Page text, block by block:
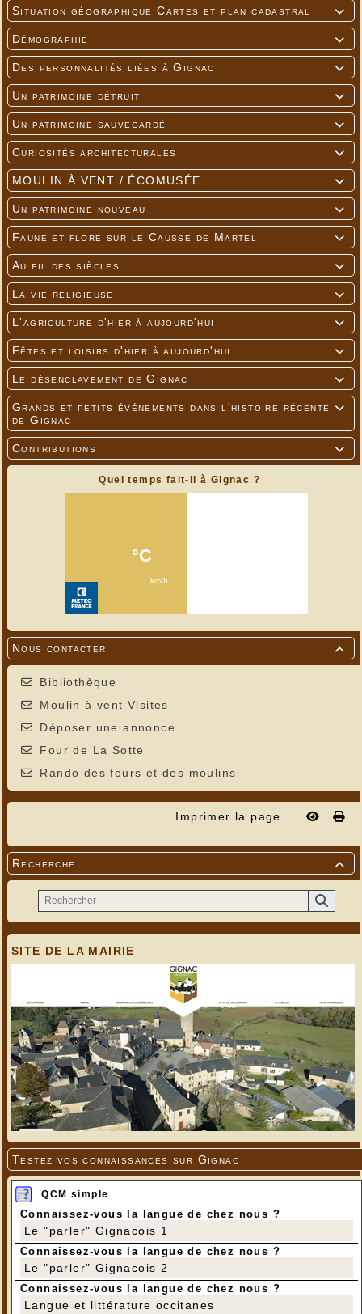

Situation géographique Cartes et plan cadastral

Démographie

Des personnalités liées à Gignac

Un patrimoine détruit

Un patrimoine sauvegardé

Curiosités architecturales

MOULIN À VENT / ÉCOMUSÉE

Un patrimoine nouveau

Faune et flore sur le Causse de Martel

Au fil des siècles

La vie religieuse

L'agriculture d'hier à aujourd'hui

Fêtes et loisirs d'hier à aujourd'hui

Le désenclavement de Gignac

Grands et petits événements dans l'histoire récente
de Gignac

Contributions
Quel temps fait-il à Gignac ?

Nous contacter
Bibliothèque
Moulin à vent Visites
Déposer une annonce
Four de La Sotte
Rando des fours et des moulins
Imprimer la page...

Recherche
SITE DE LA MAIRIE
Testez vos connaissances sur Gignac
QCM simple
Connaissez-vous la langue de chez nous ?
Le "parler" Gignacois 1
Connaissez-vous la langue de chez nous ?
Le "parler" Gignacois 2
Connaissez-vous la langue de chez nous ?
Langue et littérature occitanes